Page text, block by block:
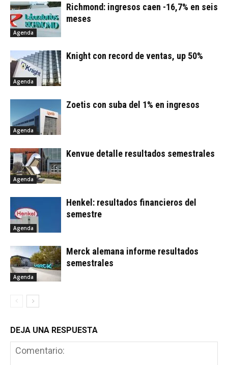
Agenda
Richmond: ingresos caen -16,7% en seis
meses
Agenda
Knight con record de ventas, up 50%
Agenda
Zoetis con suba del 1% en ingresos
Agenda
Kenvue detalle resultados semestrales
Agenda
Henkel: resultados financieros del
semestre
Agenda
Merck alemana informe resultados
semestrales
DEJA UNA RESPUESTA